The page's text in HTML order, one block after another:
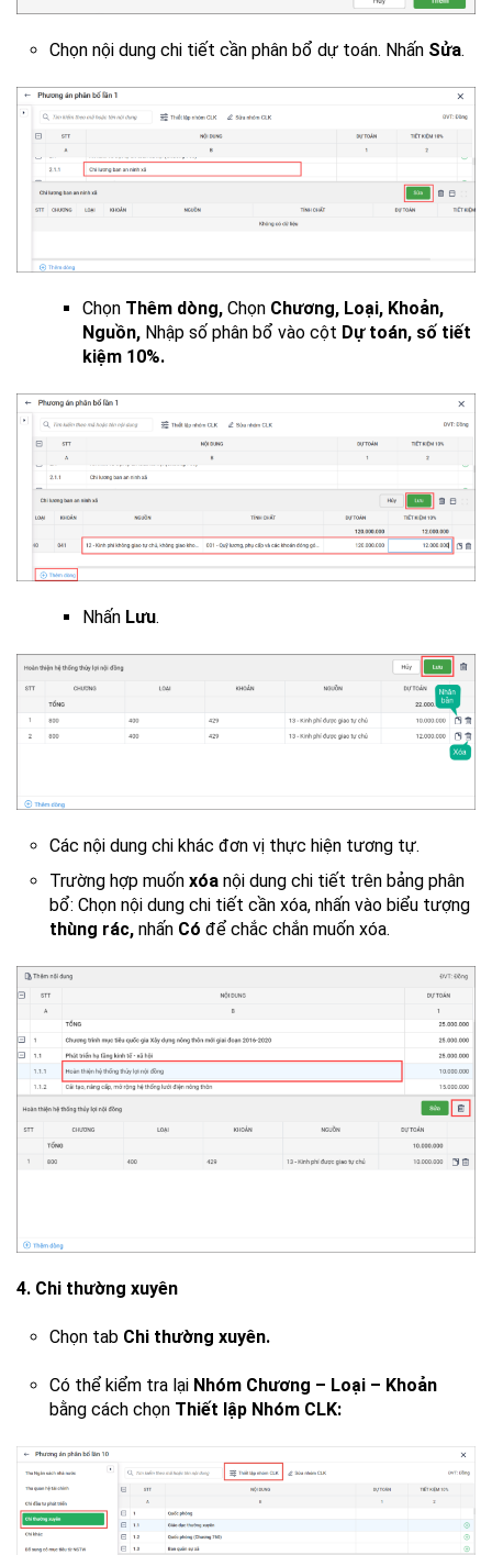
Chọn nội dung chi tiết cần phân bổ dự toán. Nhấn Sửa.
Chọn Thêm dòng, Chọn Chương, Loại, Khoản,
Nguồn, Nhập số phân bổ vào cột Dự toán, số tiết
kiệm 10%.
Nhấn Lưu.
Các nội dung chi khác đơn vị thực hiện tương tự.
Trường hợp muốn xóa nội dung chi tiết trên bảng phân
bổ: Chọn nội dung chi tiết cần xóa, nhấn vào biểu tượng
thùng rác, nhấn Có để chắc chắn muốn xóa.
4. Chi thường xuyên
Chọn tab Chi thường xuyên.
Có thể kiểm tra lại Nhóm Chương – Loại – Khoản
bằng cách chọn Thiết lập Nhóm CLK: